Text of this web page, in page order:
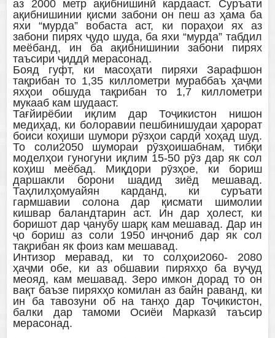
аз 2000 метр ақибнишинӣ кардааст. Суръати
ақибнишинии қисми забони он пеш аз ҳама ба
яхи “мурда” вобаста аст, ки пораҳои ях аз
забони пирях ҷудо шуда, ба яхи “мурда” табдил
меёбанд, ин ба ақибнишинии забони пирях
таъсири ҷиддӣ мерасонад.
Бояд гуфт, ки масоҳати пиряхи Зарафшон
тақрибан то 1,35 киллометри мураббаъ ҳаҷми
яхҳои обшуда тақрибан то 1,7 киллометри
мукааб кам шудааст.
Тағйирёбии иқлим дар Тоҷикистон нишон
медиҳад, ки болоравии пешбинишудаи ҳарорат
боиси коҳиши шумори рӯзҳои сардӣ хоҳад шуд.
То соли2050 шумораи рӯзҳоишабнам, тибқи
моделҳои гуногуни иқлим 15-50 рӯз дар як сол
коҳиш меёбад. Миқдори рӯзҳое, ки бориш
даршакли борони шадид зиёд мешавад.
Таҳлилҳомуайян карданд, ки суръати
гармшавии солона дар қисмати шимолии
кишвар баландтарин аст. Ин дар ҳолест, ки
боришот дар ҷанубу шарқ кам мешавад. Дар ин
ҷо бориш аз соли 1950 инҷониб дар як сол
тақрибан як фоиз кам мешавад.
Интизор меравад, ки то солҳои2060- 2080
ҳаҷми обе, ки аз обшавии пиряхҳо ба вуҷуд
меояд, кам мешавад. Зеро имкон дорад то он
вақт баъзе пиряхҳо комилан аз байн раванд, ки
ин ба тавозуни об на танҳо дар Тоҷикистон,
балки дар тамоми Осиёи Марказӣ таъсир
мерасонад.